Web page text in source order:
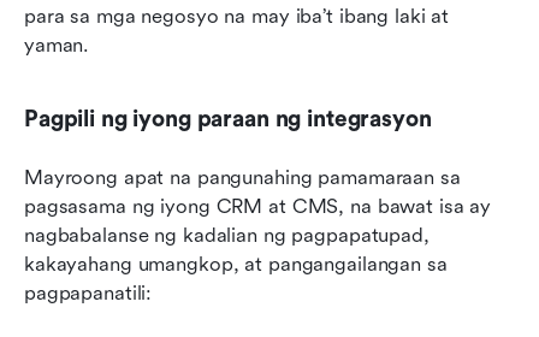
para sa mga negosyo na may iba’t ibang laki at
yaman.
Pagpili ng iyong paraan ng integrasyon
Mayroong apat na pangunahing pamamaraan sa
pagsasama ng iyong CRM at CMS, na bawat isa ay
nagbabalanse ng kadalian ng pagpapatupad,
kakayahang umangkop, at pangangailangan sa
pagpapanatili: